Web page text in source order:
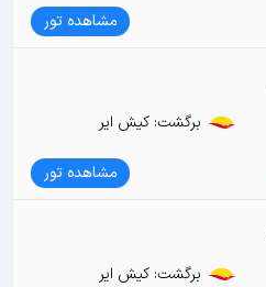
مشاهده تور
برگشت: کیش ایر
مشاهده تور
برگشت: کیش ایر